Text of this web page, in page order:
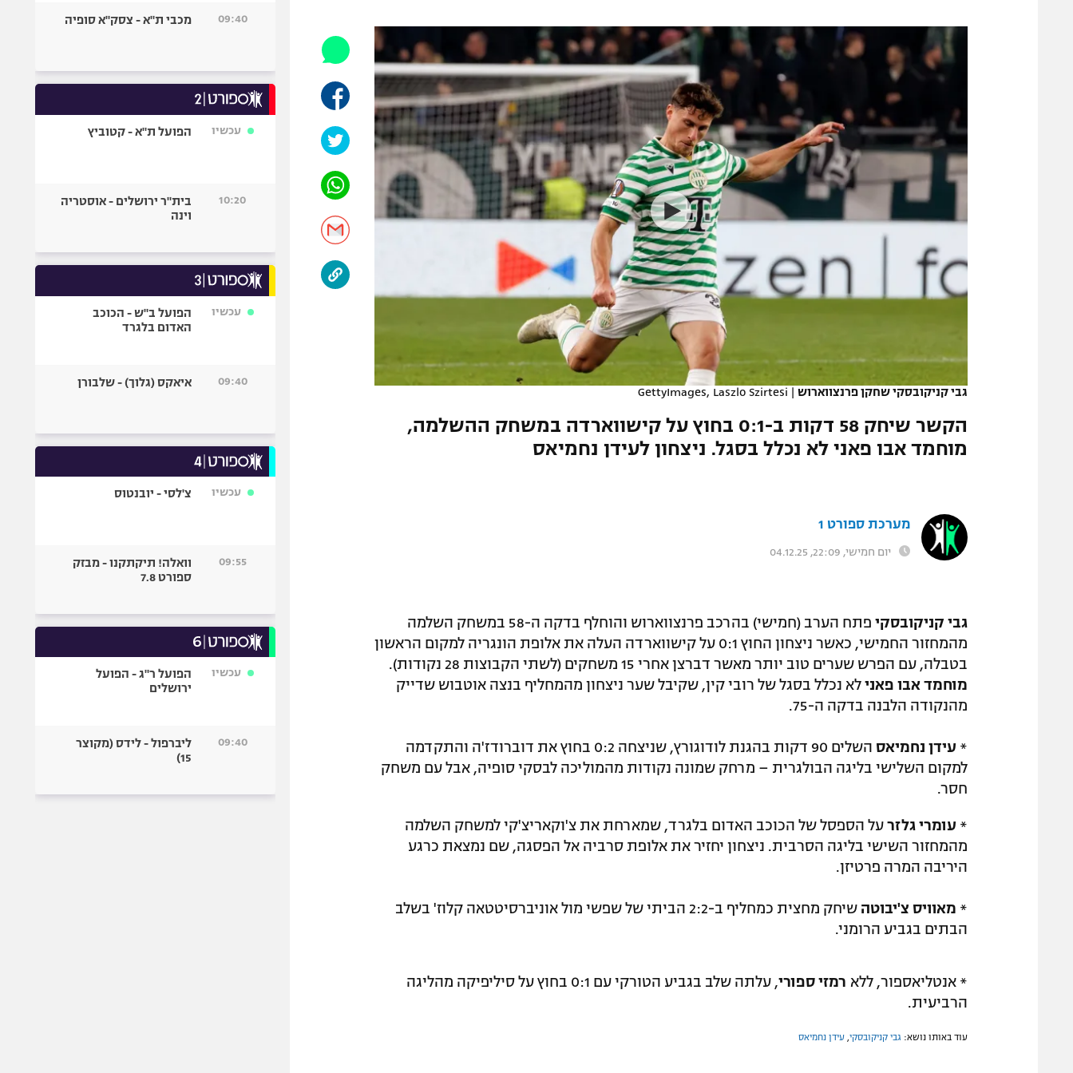
תקנון משתתפים וזוכים בפרסים
תקנון עבור פעילות אלקטרה
תקנון עבור פעילות ספורט 1 – "מרלן"
גיימינג E-Sports
תנאי שימוש
תקנון פעילות ספורט 1
רשיון להקרנה פומבית לבית עסק
הצטרפות לחבילת הערוצים
הפועל תל אביב
הפועל חיפה
הפועל באר שבע
מכבי נתניה
בני יהודה
ליגה סינית
ליגה ברזילאית
ליגות נוספות
אופניים
כדורמים
פוטבול אמריקאי NFL
בייסבול MLB
גיימינג E-Sports
גבי קניקובסקי שחקן פרנצווארוש |
GettyImages, Laszlo Szirtesi
הקשר שיחק 58 דקות ב-0:1 בחוץ על קישווארדה במשחק ההשלמה,
מוחמד אבו פאני לא נכלל בסגל. ניצחון לעידן נחמיאס
מערכת ספורט 1
יום חמישי, 22:09, 04.12.25
גבי קניקובסקי
פתח הערב (חמישי) בהרכב פרנצווארוש והוחלף בדקה ה-58 במשחק השלמה
מהמחזור החמישי, כאשר ניצחון החוץ 0:1 על קישווארדה העלה את אלופת הונגריה למקום הראשון
בטבלה, עם הפרש שערים טוב יותר מאשר דברצן אחרי 15 משחקים (לשתי הקבוצות 28 נקודות).
מוחמד אבו פאני לא נכלל בסגל של רובי קין, שקיבל שער ניצחון מהמחליף בנצה אוטבוש שדייק
מהנקודה הלבנה בדקה ה-75.
* עידן נחמיאס
השלים 90 דקות בהגנת לודוגורץ, שניצחה 0:2 בחוץ את דוברודז'ה והתקדמה
למקום השלישי בליגה הבולגרית – מרחק שמונה נקודות מהמוליכה לבסקי סופיה, אבל עם משחק
חסר.
* עומרי גלזר על הספסל של הכוכב האדום בלגרד, שמארחת את צ'וקאריצ'קי למשחק השלמה
מהמחזור השישי בליגה הסרבית. ניצחון יחזיר את אלופת סרביה אל הפסגה, שם נמצאת כרגע
היריבה המרה פרטיזן.
* מאוויס צ'יבוטה
שיחק מחצית כמחליף ב-2:2 הביתי של שפשי מול אוניברסיטטאה קלוז' בשלב
הבתים בגביע הרומני.
* אנטליאספור, ללא רמזי ספורי
, עלתה שלב בגביע הטורקי עם 0:1 בחוץ על סיליפיקה מהליגה
הרביעית.
עוד באותו נושא: גבי קניקובסקי עידן נחמיאס
09:40 מכבי ת"א - צסק"א סופיה
עכשיו הפועל ת"א - קטוביץ
10:20
בית"ר ירושלים - אוסטריה
וינה
עכשיו
הפועל ב"ש - הכוכב
האדום בלגרד
09:40 איאקס (גלוך) - שלבורן
עכשיו צ'לסי - יובנטוס
09:55
וואלה! תיקתקנו - מבזק
ספורט 7.8
עכשיו
הפועל ר"ג - הפועל
ירושלים
09:40
ליברפול - לידס (מקוצר
15)